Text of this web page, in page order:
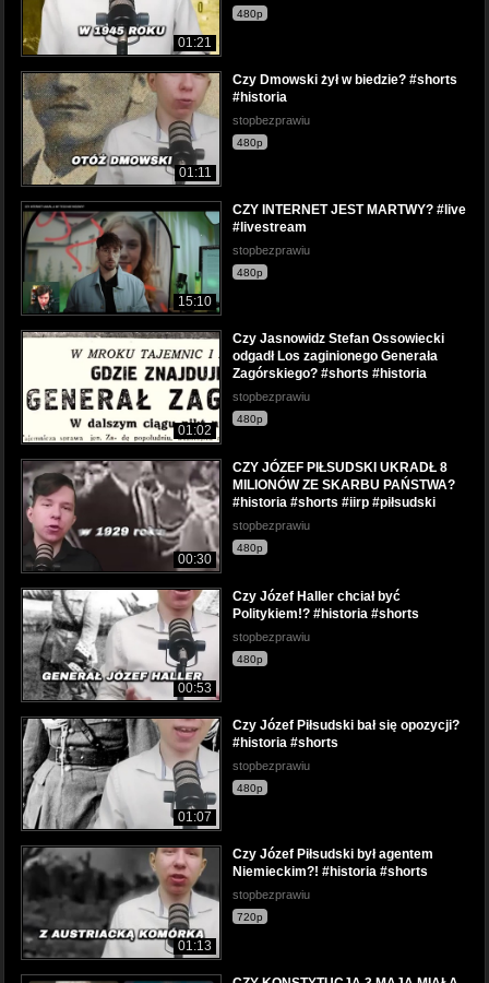
01:21
480p
01:11
Czy Dmowski żył w biedzie? #shorts
#historia
stopbezprawiu
480p
15:10
CZY INTERNET JEST MARTWY? #live
#livestream
stopbezprawiu
480p
01:02
Czy Jasnowidz Stefan Ossowiecki
odgadł Los zaginionego Generała
Zagórskiego? #shorts #historia
stopbezprawiu
480p
00:30
CZY JÓZEF PIŁSUDSKI UKRADŁ 8
MILIONÓW ZE SKARBU PAŃSTWA?
#historia #shorts #iirp #piłsudski
stopbezprawiu
480p
00:53
Czy Józef Haller chciał być
Politykiem!? #historia #shorts
stopbezprawiu
480p
01:07
Czy Józef Piłsudski bał się opozycji?
#historia #shorts
stopbezprawiu
480p
01:13
Czy Józef Piłsudski był agentem
Niemieckim?! #historia #shorts
stopbezprawiu
720p